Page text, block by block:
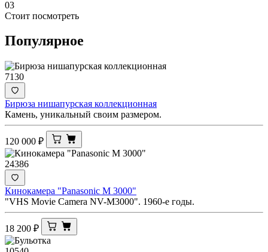
03
Стоит посмотреть
Популярное
7130
Бирюза нишапурская коллекционная
Камень, уникальный своим размером.
120 000 ₽
24386
Кинокамера "Panasonic M 3000"
"VHS Movie Camera NV-M3000". 1960-е годы.
18 200 ₽